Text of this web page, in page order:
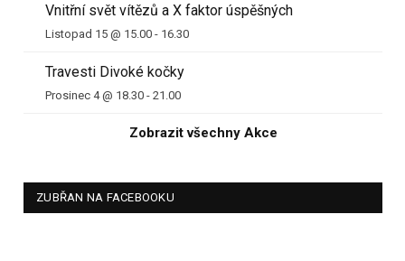
Vnitřní svět vítězů a X faktor úspěšných
Listopad 15 @ 15.00 - 16.30
Travesti Divoké kočky
Prosinec 4 @ 18.30 - 21.00
Zobrazit všechny Akce
ZUBŘAN NA FACEBOOKU